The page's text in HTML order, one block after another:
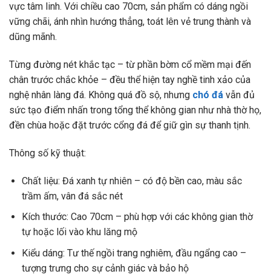
vực tâm linh. Với chiều cao 70cm, sản phẩm có dáng ngồi
vững chãi, ánh nhìn hướng thẳng, toát lên vẻ trung thành và
dũng mãnh.
Từng đường nét khắc tạc – từ phần bờm cổ mềm mại đến
chân trước chắc khỏe – đều thể hiện tay nghề tinh xảo của
nghệ nhân làng đá. Không quá đồ sộ, nhưng chó đá vẫn đủ
sức tạo điểm nhấn trong tổng thể không gian như nhà thờ họ,
đền chùa hoặc đặt trước cổng đá để giữ gìn sự thanh tịnh.
Thông số kỹ thuật:
Chất liệu: Đá xanh tự nhiên – có độ bền cao, màu sắc
trầm ấm, vân đá sắc nét
Kích thước: Cao 70cm – phù hợp với các không gian thờ
tự hoặc lối vào khu lăng mộ
Kiểu dáng: Tư thế ngồi trang nghiêm, đầu ngẩng cao –
tượng trưng cho sự cảnh giác và bảo hộ